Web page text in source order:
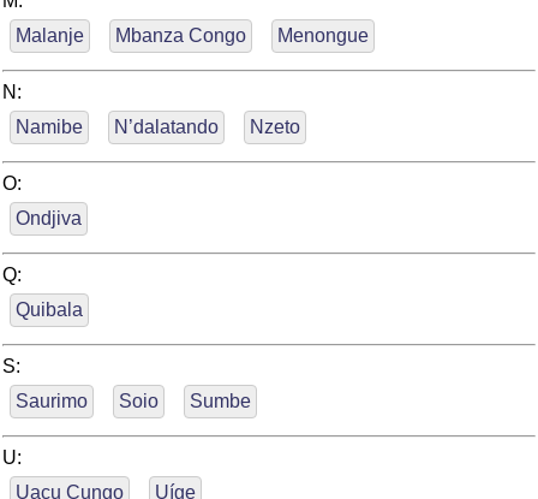
Malanje
Mbanza Congo Menongue
N:
Namibe
N’dalatando Nzeto
O:
Ondjiva
Q:
Quibala
S:
Saurimo
Soio Sumbe
U:
Uacu Cungo
Uíge